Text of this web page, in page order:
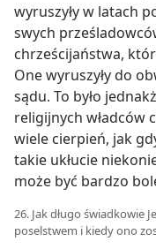
wyruszyły w latach
swych
chrześcijaństwa,
One wyruszyły do
sądu. To było
religijnych władców
wiele cierpień, jak
takie ukłucie
może być bardzo
26. Jak długo świadkowie
poselstwem i kiedy ono